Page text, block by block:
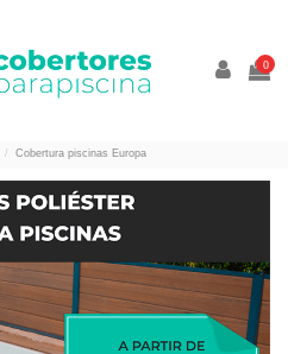
0
Cobertura piscinas Europa